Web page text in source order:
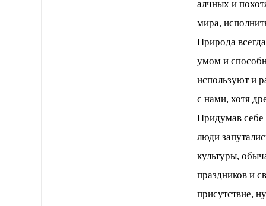
алчных и
мира,
Природа
умом и
используют и
с нами, хотя
Придумав себе
люди
культуры,
праздников и
присутствие,